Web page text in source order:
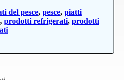
del pesce, pesce, piatti
, prodotti refrigerati, prodotti